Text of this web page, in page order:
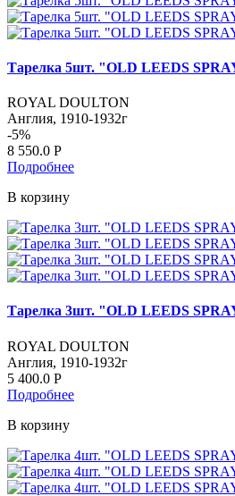
Тарелка 5шт. "OLD LEEDS
ROYAL DOULTON
Англия, 1910-1932г
-5%
8 550.0 Р
Подробнее
В корзину
Тарелка 3шт. "OLD LEEDS
ROYAL DOULTON
Англия, 1910-1932г
5 400.0 Р
Подробнее
В корзину